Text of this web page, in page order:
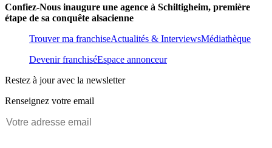
Confiez-Nous inaugure une agence à Schiltigheim, première
étape de sa conquête alsacienne
Trouver ma franchiseActualités & InterviewsMédiathèque
Devenir franchiséEspace annonceur
Restez à jour avec la newsletter
Renseignez votre email